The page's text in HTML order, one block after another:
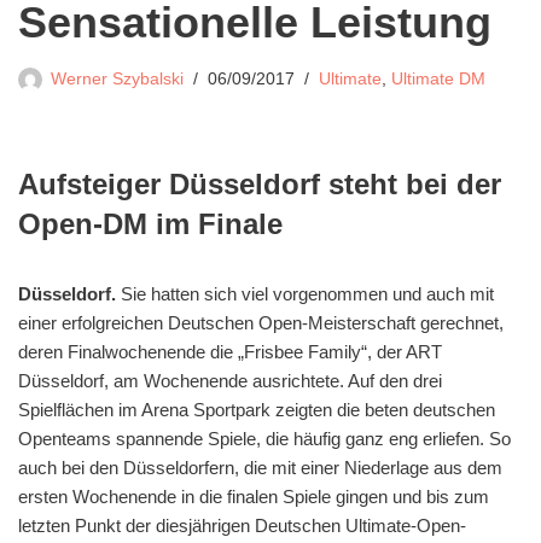
Sensationelle Leistung
Werner Szybalski 06/09/2017 Ultimate, Ultimate DM
Aufsteiger Düsseldorf steht bei der
Open-DM im Finale
Düsseldorf. Sie hatten sich viel vorgenommen und auch mit
einer erfolgreichen Deutschen Open-Meisterschaft gerechnet,
deren Finalwochenende die „Frisbee Family“, der ART
Düsseldorf, am Wochenende ausrichtete. Auf den drei
Spielflächen im Arena Sportpark zeigten die beten deutschen
Openteams spannende Spiele, die häufig ganz eng erliefen. So
auch bei den Düsseldorfern, die mit einer Niederlage aus dem
ersten Wochenende in die finalen Spiele gingen und bis zum
letzten Punkt der diesjährigen Deutschen Ultimate-Open-